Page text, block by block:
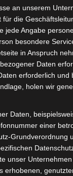
Coolblue
vor Ankunft
auch
an unserem
die
jede Angabe
besondere
in Anspruch
Daten
erforderlich und
holen wir
Daten,
einer
Grundverordnung
unser
erhobenen,